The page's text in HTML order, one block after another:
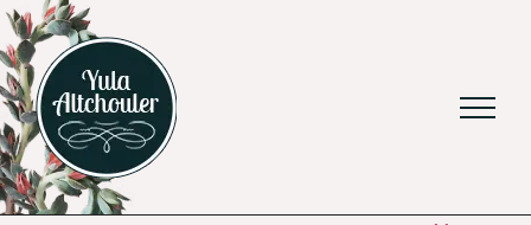
Ga
naar
inhoud